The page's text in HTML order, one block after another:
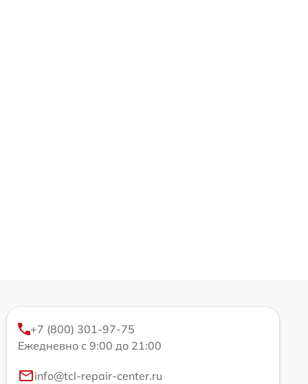
+7 (800) 301-97-75
Ежедневно с 9:00 до 21:00
info@tcl-repair-center.ru